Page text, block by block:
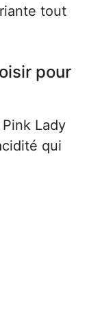
tout
pour
Lady
qui